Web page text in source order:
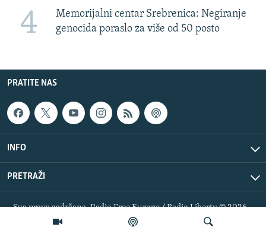
4
Memorijalni centar Srebrenica: Negiranje
genocida poraslo za više od 50 posto
PRATITE NAS
INFO
PRETRAŽI
Sva prava zadržana. Radio Free Europe / Radio Liberty © 2026
RFE/RL, Inc.